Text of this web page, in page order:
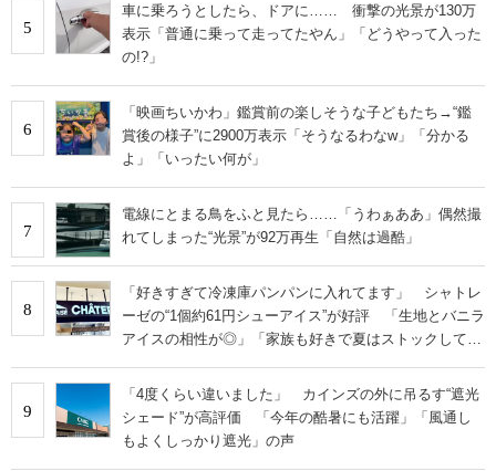
5
車に乗ろうとしたら、ドアに…… 衝撃の光景が130万
表示「普通に乗って走ってたやん」「どうやって入った
の!?」
6
「映画ちいかわ」鑑賞前の楽しそうな子どもたち→“鑑
賞後の様子”に2900万表示「そうなるわなw」「分かる
よ」「いったい何が」
7
電線にとまる鳥をふと見たら……「うわぁああ」偶然撮
れてしまった“光景”が92万再生「自然は過酷」
8
「好きすぎて冷凍庫パンパンに入れてます」 シャトレ
ーゼの“1個約61円シューアイス”が好評 「生地とバニラ
アイスの相性が◎」「家族も好きで夏はストックして
9
「4度くらい違いました」 カインズの外に吊るす“遮光
シェード”が高評価 「今年の酷暑にも活躍」「風通し
もよくしっかり遮光」の声